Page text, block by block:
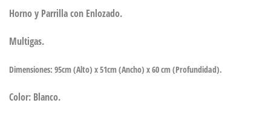
Horno y Parrilla con Enlozado.
Multigas.
Dimensiones: 95cm (Alto) x 51cm (Ancho) x 60 cm (Profundidad).
Color: Blanco.